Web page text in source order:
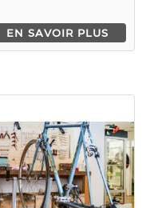
EN SAVOIR PLUS